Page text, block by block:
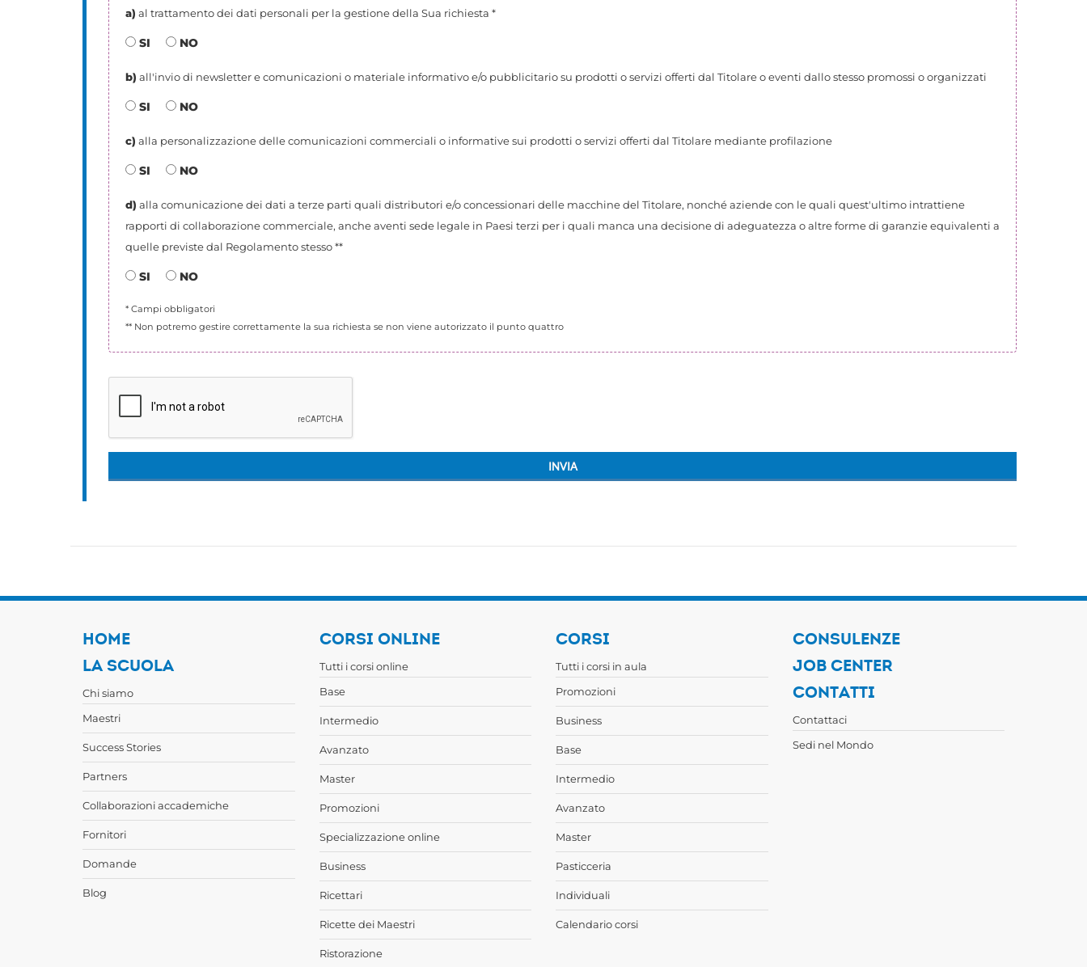
a) al trattamento dei dati personali per la gestione della Sua richiesta *
SI NO
b) all'invio di newsletter e comunicazioni o materiale informativo e/o pubblicitario su prodotti o servizi offerti dal Titolare o eventi dallo stesso promossi o organizzati
SI NO
c) alla personalizzazione delle comunicazioni commerciali o informative sui prodotti o servizi offerti dal Titolare mediante profilazione
SI NO
d) alla comunicazione dei dati a terze parti quali distributori e/o concessionari delle macchine del Titolare, nonché aziende con le quali quest'ultimo intrattiene
rapporti di collaborazione commerciale, anche aventi sede legale in Paesi terzi per i quali manca una decisione di adeguatezza o altre forme di garanzie equivalenti a
quelle previste dal Regolamento stesso **
SI NO
* Campi obbligatori
** Non potremo gestire correttamente la sua richiesta se non viene autorizzato il punto quattro
HOME
LA SCUOLA
Chi siamo
Maestri
Success Stories
Partners
Collaborazioni accademiche
Fornitori
Domande
Blog
CORSI ONLINE
Tutti i corsi online
Base
Intermedio
Avanzato
Master
Promozioni
Specializzazione online
Business
Ricettari
Ricette dei Maestri
Ristorazione
CORSI
Tutti i corsi in aula
Promozioni
Business
Base
Intermedio
Avanzato
Master
Pasticceria
Individuali
Calendario corsi
CONSULENZE
JOB CENTER
CONTATTI
Contattaci
Sedi nel Mondo